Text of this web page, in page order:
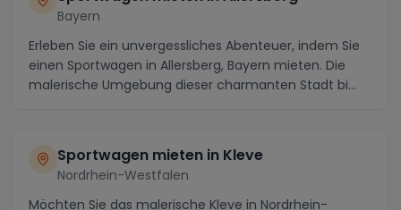
Bayern
Erleben Sie ein unvergessliches Abenteuer, indem Sie
einen Sportwagen in Allersberg, Bayern mieten. Die
malerische Umgebung dieser charmanten Stadt bi...
Sportwagen mieten in Kleve
Nordrhein-Westfalen
Möchten Sie das malerische Kleve in Nordrhein-